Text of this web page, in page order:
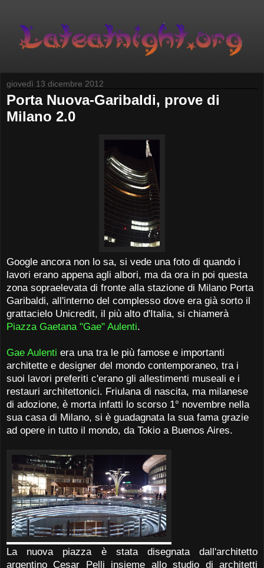
giovedì 13 dicembre 2012
Porta Nuova-Garibaldi, prove di
Milano 2.0
Google ancora non lo sa, si vede una foto di quando i
lavori erano appena agli albori, ma da ora in poi questa
zona sopraelevata di fronte alla stazione di Milano Porta
Garibaldi, all'interno del complesso dove era già sorto il
grattacielo Unicredit, il più alto d'Italia, si chiamerà
Piazza Gaetana "Gae" Aulenti.
Gae Aulenti era una tra le più famose e importanti
architette e designer del mondo contemporaneo, tra i
suoi lavori preferiti c'erano gli allestimenti museali e i
restauri architettonici. Friulana di nascita, ma milanese
di adozione, è morta infatti lo scorso 1° novembre nella
sua casa di Milano, si è guadagnata la sua fama grazie
ad opere in tutto il mondo, da Tokio a Buenos Aires.
La nuova piazza è stata disegnata dall'architetto
argentino Cesar Pelli insieme allo studio di architetti